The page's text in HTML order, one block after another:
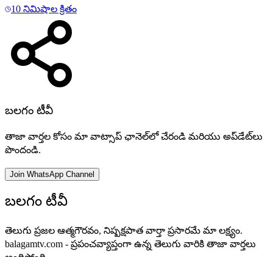
10 నిమిషాల క్రితం
బలగం టీవీ
తాజా వార్తల కోసం మా వాట్సాప్ ఛానెల్‌లో చేరండి మరియు అప్‌డేట్‌లు
పొందండి.
Join WhatsApp Channel
బలగం టీవీ
తెలుగు ప్రజల ఆత్మగౌరవం, నిష్పక్షపాత వార్తా ప్రసారమే మా లక్ష్యం.
balagamtv.com - ప్రపంచవ్యాప్తంగా ఉన్న తెలుగు వారికి తాజా వార్తలు